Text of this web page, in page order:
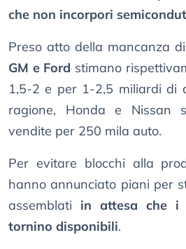
che non incorpori
Preso atto della mancanza
GM e Ford stimano
1,5-2 e per 1-2,5 miliardi di
ragione, Honda e Nissan
vendite per 250 mila auto.
Per evitare blocchi alla
hanno annunciato piani per
assemblati in attesa che i
tornino disponibili.